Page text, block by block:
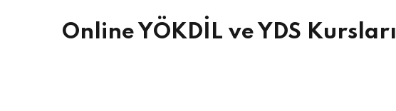
Online YÖKDİL ve YDS Kursları